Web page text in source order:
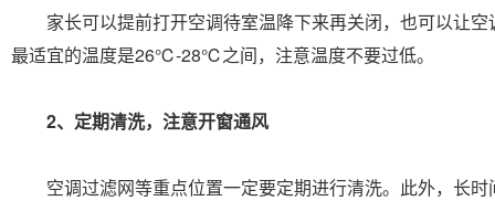
家长可以提前打开空调待室温降下来再关闭，也可以让空
最适宜的温度是26℃-28℃之间，注意温度不要过低。
2、定期清洗，注意开窗通风
空调过滤网等重点位置一定要定期进行清洗。此外，长时